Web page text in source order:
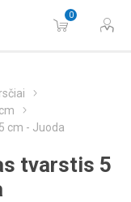
0
cm - Juoda
tvarstis 5